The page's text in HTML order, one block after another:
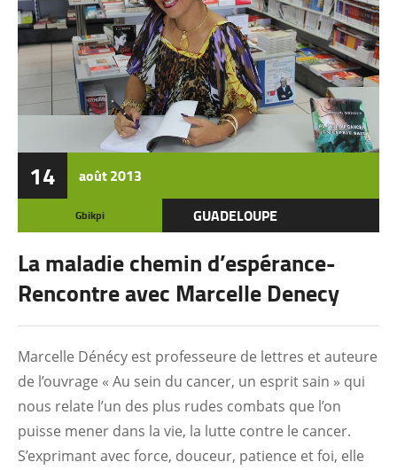
14 août2013
Gbikpi GUADELOUPE
La maladie chemin d’espérance-
Rencontre avec Marcelle Denecy
Marcelle Dénécy est professeure de lettres et auteure
de l’ouvrage « Au sein du cancer, un esprit sain » qui
nous relate l’un des plus rudes combats que l’on
puisse mener dans la vie, la lutte contre le cancer.
S’exprimant avec force, douceur, patience et foi, elle